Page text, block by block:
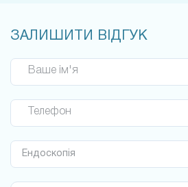
ЗАЛИШИТИ ВІДГУК
Ваше ім'я
Телефон